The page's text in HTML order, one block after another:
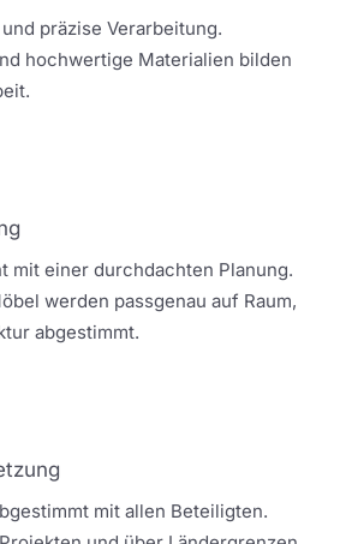
präzise Verarbeitung.
hochwertige Materialien bilden
mit einer durchdachten Planung.
werden passgenau auf Raum,
abgestimmt.
mit allen Beteiligten.